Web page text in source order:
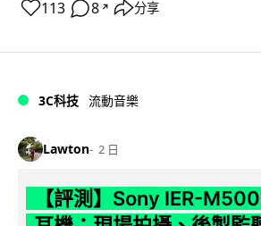
113 8 ↗ 分享
3C科技 流動音樂
Lawton 2 日
【評測】Sony IER-